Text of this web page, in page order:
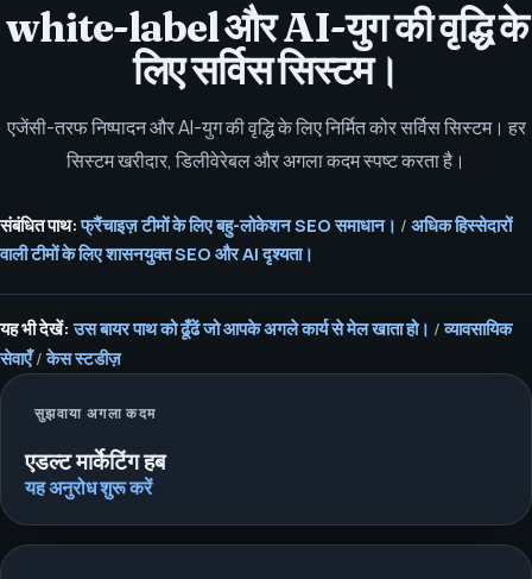
white-label और AI-युग की वृद्धि के
लिए सर्विस सिस्टम।
एजेंसी-तरफ निष्पादन और AI-युग की वृद्धि के लिए निर्मित कोर सर्विस सिस्टम। हर
सिस्टम खरीदार, डिलीवेरेबल और अगला कदम स्पष्ट करता है।
संबंधित पाथ: फ्रैंचाइज़ टीमों के लिए बहु-लोकेशन SEO समाधान। / अधिक हिस्सेदारों
वाली टीमों के लिए शासनयुक्त SEO और AI दृश्यता।
यह भी देखें: उस बायर पाथ को ढूँढें जो आपके अगले कार्य से मेल खाता हो। /व्यावसायिक
सेवाएँ/केस स्टडीज़
सुझवाया अगला कदम
एडल्ट मार्केटिंग हब
यह अनुरोध शुरू करें